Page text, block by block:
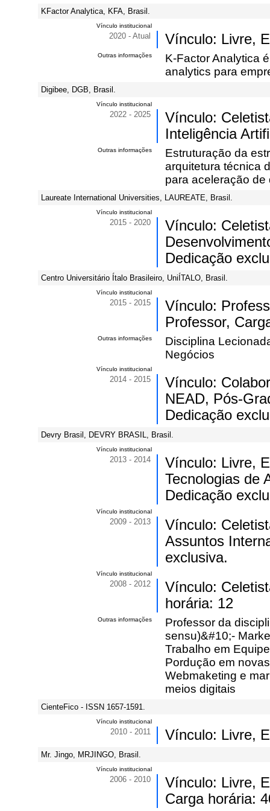
KFactor Analytica, KFA, Brasil.
Vínculo institucional
2020 - Atual Vínculo: Livre,
Outras informações
K-Factor Analytica
analytics para
Digibee, DGB, Brasil.
Vínculo institucional
2022 - 2025
Vínculo:
Inteligência
Outras informações
Estruturação da
arquitetura técnica
para aceleração
Laureate International Universities, LAUREATE, Brasil.
Vínculo institucional
2015 - 2020
Vínculo:
Dedicação
Centro Universitário Ítalo Brasileiro, UniÍTALO, Brasil.
Vínculo institucional
2015 - 2015
Vínculo:
Professor,
Outras informações
Disciplina
Negócios
Vínculo institucional
2014 - 2015
Vínculo:
NEAD, Pós-
Dedicação
Devry Brasil, DEVRY BRASIL, Brasil.
Vínculo institucional
2013 - 2014
Vínculo: Livre,
Tecnologias de
Dedicação
Vínculo institucional
2009 - 2013
Vínculo:
Assuntos
exclusiva.
Vínculo institucional
2008 - 2012
Vínculo:
horária: 12
Outras informações
Professor da
sensu)&#10;-
Trabalho em
Pordução em
Webmaketing e
meios digitais
CienteFico - ISSN 1657-1591.
Vínculo institucional
2010 - 2011 Vínculo: Livre,
Mr. Jingo, MRJINGO, Brasil.
Vínculo institucional
2006 - 2010
Vínculo: Livre,
Carga horária: